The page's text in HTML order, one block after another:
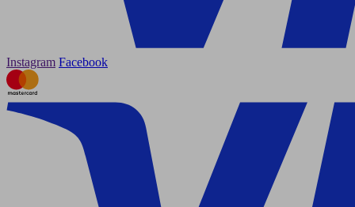
Instagram Facebook